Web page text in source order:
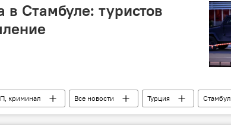
в Стамбуле: туристов
криминал Все новости Турция
Стамбул